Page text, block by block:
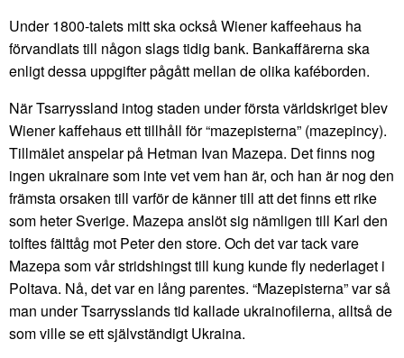
Under 1800-talets mitt ska också Wiener kaffeehaus ha
förvandlats till någon slags tidig bank. Bankaffärerna ska
enligt dessa uppgifter pågått mellan de olika kaféborden.
När Tsarryssland intog staden under första världskriget blev
Wiener kaffehaus ett tillhåll för “mazepisterna” (mazepincy).
Tillmälet anspelar på Hetman Ivan Mazepa. Det finns nog
ingen ukrainare som inte vet vem han är, och han är nog den
främsta orsaken till varför de känner till att det finns ett rike
som heter Sverige. Mazepa anslöt sig nämligen till Karl den
tolftes fälttåg mot Peter den store. Och det var tack vare
Mazepa som vår stridshingst till kung kunde fly nederlaget i
Poltava. Nå, det var en lång parentes. “Mazepisterna” var så
man under Tsarrysslands tid kallade ukrainofilerna, alltså de
som ville se ett självständigt Ukraina.